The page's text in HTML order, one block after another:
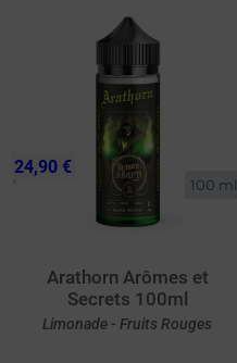
100 ml
Arathorn Arômes et
Secrets 100ml
Limonade - Fruits Rouges
24,90 €